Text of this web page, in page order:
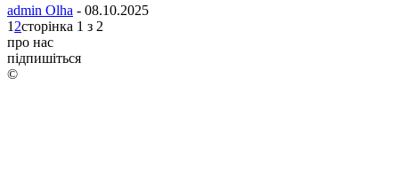
admin Olha - 08.10.2025
1 2сторінка 1 з 2
про нас
підпишіться
©